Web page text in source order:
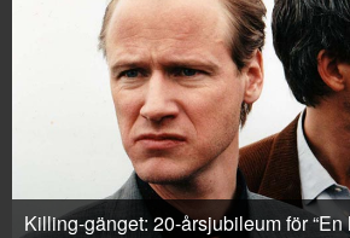
Killing-gänget: 20-årsjubileum för “En